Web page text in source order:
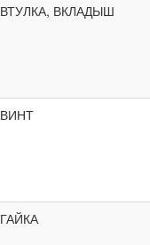
ВТУЛКА, ВКЛАДЫШ
ВИНТ
ГАЙКА